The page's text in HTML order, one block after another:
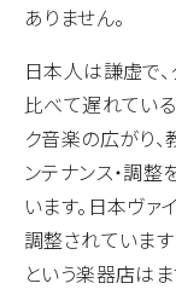
ありません。
日本人は謙虚で
比べて遅れてい
ク音楽の広がり
ンテナンス・調
います。日本ヴ
調整されていま
という楽器店は